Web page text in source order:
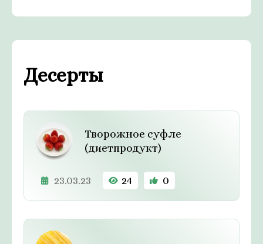
Десерты
Творожное суфле
(диетпродукт)
23.03.23 24 0